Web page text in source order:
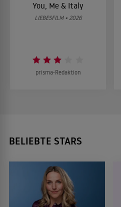
You, Me & Italy
LIEBESFILM • 2026
prisma-Redaktion
BELIEBTE STARS